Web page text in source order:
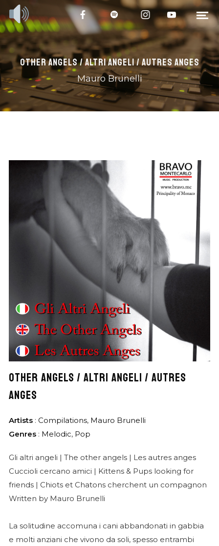
OTHER ANGELS / ALTRI ANGELI / AUTRES ANGES
Mauro Brunelli
OTHER ANGELS / ALTRI ANGELI / AUTRES
ANGES
Artists: Compilations, Mauro Brunelli
Genres: Melodic, Pop
Gli altri angeli | The other angels | Les autres anges
Cuccioli cercano amici | Kittens & Pups looking for
friends | Chiots et Chatons cherchent un compagnon
Written by Mauro Brunelli
La solitudine accomuna i cani abbandonati in gabbia
e molti anziani che vivono da soli, spesso entrambi